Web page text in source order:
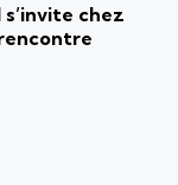
s’invite chez